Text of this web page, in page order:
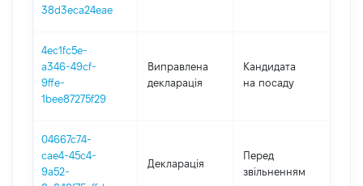
38d3eca24eae
4ec1fc5e-
a346-49cf-
9ffe-
1bee87275f29
Виправлена
декларація
Кандидата
на посаду
04667c74-
cae4-45c4-
9a52-
Декларація
Перед
звільненням